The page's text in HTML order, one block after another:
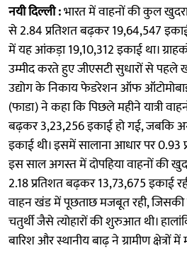
नयी दिल्ली :भारत में वाहनों की कुल
से 2.84 प्रतिशत बढ़कर 19,64,547
में यह आंकड़ा 19,10,312 इकाई था।
उम्मीद करते हुए जीएसटी सुधारों से पहले
उद्योग के निकाय फेडरेशन ऑफ
(फाडा) ने कहा कि पिछले महीने यात्री
बढ़कर 3,23,256 इकाई हो गई, जबकि
इकाई थी। इसमें सालाना आधार पर 0.93
इस साल अगस्त में दोपहिया वाहनों की
2.18 प्रतिशत बढ़कर 13,73,675 इकाई
वाहन खंड में पूछताछ मजबूत रही,
चतुर्थी जैसे त्योहारों की शुरुआत थी।
बारिश और स्थानीय बाढ़ ने ग्रामीण क्षेत्रों